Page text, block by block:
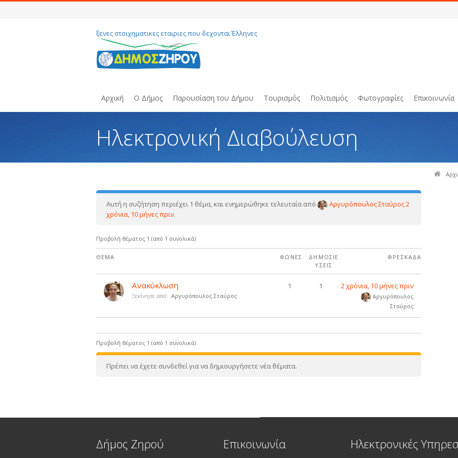
ξενες στοιχηματικες εταιριες που δεχονται Έλληνες
Αρχική Ο Δήμος Παρουσίαση του Δήμου Τουρισμός Πολιτισμός Φωτογραφίες Επικοινωνία
Ηλεκτρονική Διαβούλευση
Αυτή η συζήτηση περιέχει 1 θέμα, και ενημερώθηκε τελευταία από Αργυρόπουλος Σταύρος2
χρόνια, 10 μήνες πριν.
Προβολή θέματος 1 (από 1 συνολικά)
ΘΈΜΑ ΦΩΝΈΣ
ΔΗΜΟΣΙΕ
ΎΣΕΙΣ
ΦΡΕΣΚΆΔΑ
Ανακύκλωση
Ξεκίνησε από: Αργυρόπουλος Σταύρος
1 1 2 χρόνια, 10 μήνες πριν
Αργυρόπουλος
Σταύρος
Προβολή θέματος 1 (από 1 συνολικά)
Πρέπει να έχετε συνδεθεί για να δημιουργήσετε νέα θέματα.
Δήμος Ζηρού Επικοινωνία Ηλεκτρονικές